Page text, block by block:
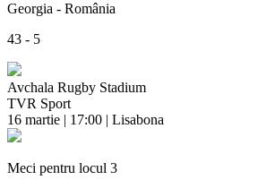
Georgia - România
43 - 5
Avchala Rugby Stadium
TVR Sport
16 martie | 17:00 | Lisabona
Meci pentru locul 3